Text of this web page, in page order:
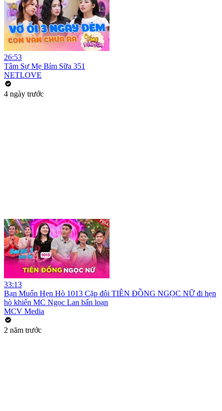
26:53
Tâm Sự Mẹ Bỉm Sữa 351
NETLOVE
4 ngày trước
33:13
Bạn Muốn Hẹn Hò 1013 Cặp đôi TIÊN ĐỒNG NGỌC NỮ đi hẹn
hò khiến MC Ngọc Lan bấn loạn
MCV Media
2 năm trước